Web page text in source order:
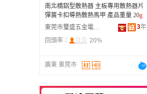
南北橋鋁型散熱器 主板專用散熱器片
彈簧卡扣導熱散熱馬甲 產品重量 20g
東莞市璽盛五金電子有限公司
3年
回頭率：
20%
廣東 東莞市